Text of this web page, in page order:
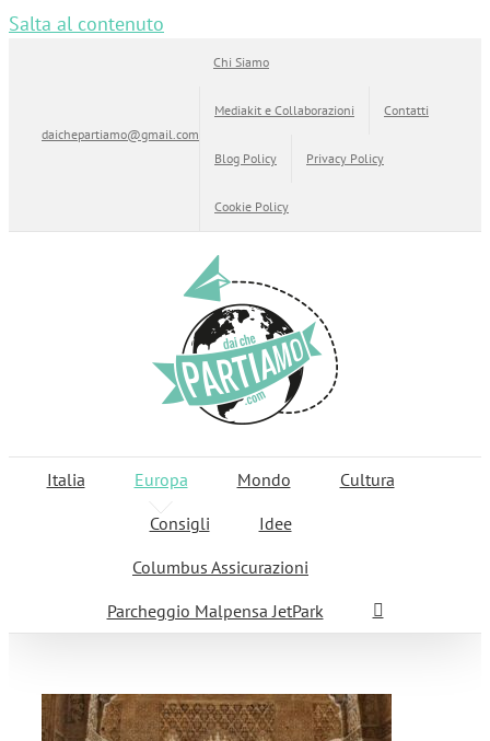
Salta al contenuto
daichepartiamo@gmail.com
Chi Siamo
Mediakit e Collaborazioni Contatti
Blog Policy Privacy Policy
Cookie Policy
Italia Europa Mondo
Cultura
Consigli
Idee
Columbus Assicurazioni
Parcheggio Malpensa JetPark